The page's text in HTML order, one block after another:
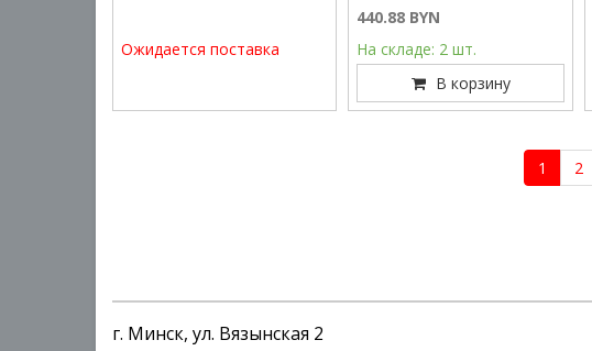
Ожидается поставка
440.88 BYN
На складе: 2 шт.
В корзину
1 2
г. Минск, ул. Вязынская 2